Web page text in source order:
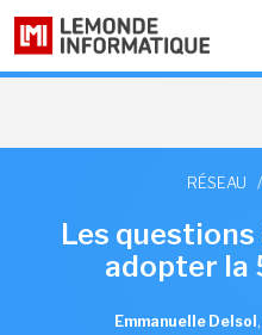
RÉSEAU /
Les
adopter la
Emmanuelle Delsol ,